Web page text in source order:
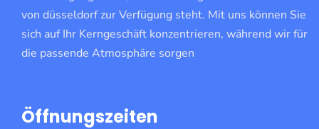
von düsseldorf zur Verfügung steht. Mit uns können Sie
sich auf Ihr Kerngeschäft konzentrieren, während wir für
die passende Atmosphäre sorgen
Öffnungszeiten